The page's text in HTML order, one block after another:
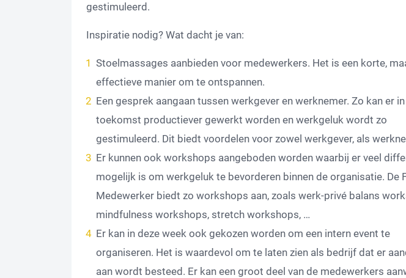
gestimuleerd.
Inspiratie nodig? Wat dacht je van:
Stoelmassages aanbieden voor medewerkers. Het is een korte,
effectieve manier om te ontspannen.
Een gesprek aangaan tussen werkgever en werknemer. Zo kan er
toekomst productiever gewerkt worden en werkgeluk wordt zo
gestimuleerd. Dit biedt voordelen voor zowel werkgever, als
Er kunnen ook workshops aangeboden worden waarbij er veel
mogelijk is om werkgeluk te bevorderen binnen de organisatie. De
Medewerker biedt zo workshops aan, zoals werk-privé balans
mindfulness workshops, stretch workshops, …
Er kan in deze week ook gekozen worden om een intern event te
organiseren. Het is waardevol om te laten zien als bedrijf dat er
aan wordt besteed. Er kan een groot deel van de medewerkers